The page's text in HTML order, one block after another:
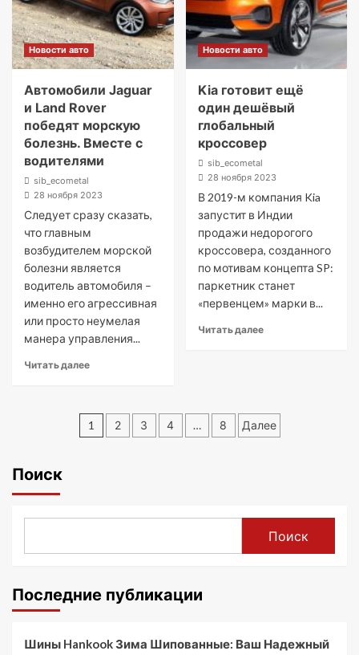
Новости авто
Автомобили Jaguar
и Land Rover
победят морскую
болезнь. Вместе с
водителями
sib_ecometal
28 ноября 2023
Следует сразу сказать,
что главным
возбудителем морской
болезни является
водитель автомобиля –
именно его агрессивная
или просто неумелая
манера управления...
Читать далее
Новости авто
Kia готовит ещё
один дешёвый
глобальный
кроссовер
sib_ecometal
28 ноября 2023
В 2019-м компания Kia
запустит в Индии
продажи недорогого
кроссовера, созданного
по мотивам концепта SP:
паркетник станет
«первенцем» марки в...
Читать далее
Пагинация
1 2 3 4 … 8 Далее
Поиск
Поиск
Последние публикации
Шины Hankook Зима Шипованные: Ваш Надежный